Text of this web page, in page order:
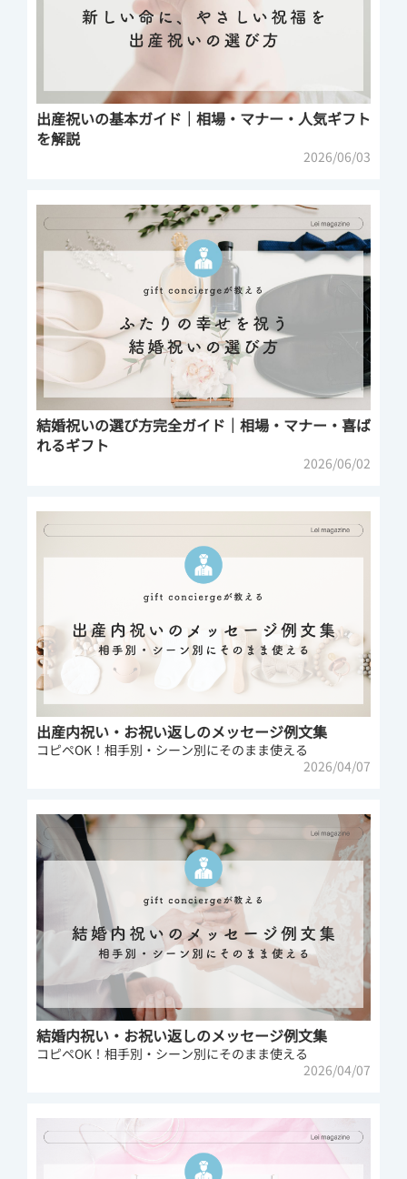
出産祝いの基本ガイド｜相場・マナー・人気ギフト
を解説
2026/06/03
結婚祝いの選び方完全ガイド｜相場・マナー・喜ば
れるギフト
2026/06/02
出産内祝い・お祝い返しのメッセージ例文集
コピペOK！相手別・シーン別にそのまま使える
2026/04/07
結婚内祝い・お祝い返しのメッセージ例文集
コピペOK！相手別・シーン別にそのまま使える
2026/04/07